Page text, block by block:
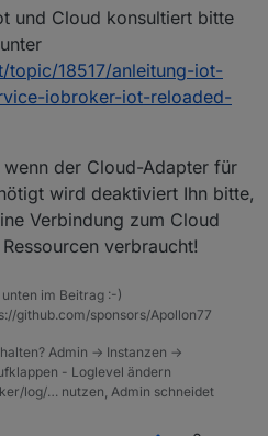
und Cloud konsultiert bitte
18517/anleitung-iot-
iobroker-iot-reloaded-
der Cloud-Adapter für
wird deaktiviert Ihn bitte,
Verbindung zum Cloud
verbraucht!
im Beitrag :-)
github.com/sponsors/Apollon77
Admin -> Instanzen ->
- Loglevel ändern
log/… nutzen, Admin schneidet